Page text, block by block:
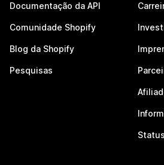
Documentação da API
Comunidade Shopify
Blog da Shopify
Pesquisas